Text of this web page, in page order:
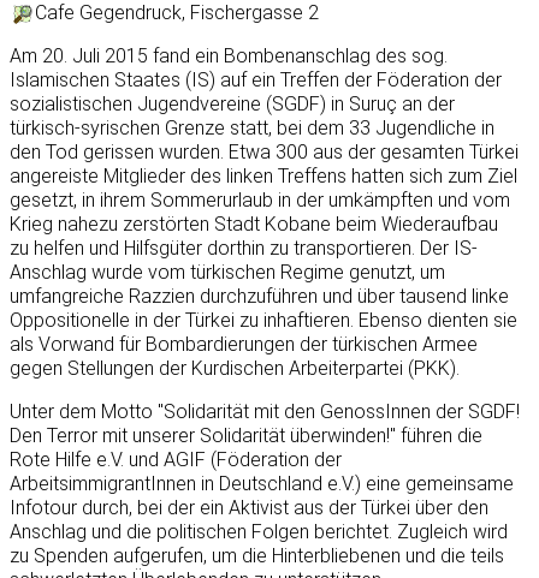
Cafe Gegendruck, Fischergasse 2
Am 20. Juli 2015 fand ein Bombenanschlag des sog.
Islamischen Staates (IS) auf ein Treffen der Föderation der
sozialistischen Jugendvereine (SGDF) in Suruç an der
türkisch-syrischen Grenze statt, bei dem 33 Jugendliche in
den Tod gerissen wurden. Etwa 300 aus der gesamten Türkei
angereiste Mitglieder des linken Treffens hatten sich zum Ziel
gesetzt, in ihrem Sommerurlaub in der umkämpften und vom
Krieg nahezu zerstörten Stadt Kobane beim Wiederaufbau
zu helfen und Hilfsgüter dorthin zu transportieren. Der IS-
Anschlag wurde vom türkischen Regime genutzt, um
umfangreiche Razzien durchzuführen und über tausend linke
Oppositionelle in der Türkei zu inhaftieren. Ebenso dienten sie
als Vorwand für Bombardierungen der türkischen Armee
gegen Stellungen der Kurdischen Arbeiterpartei (PKK).
Unter dem Motto "Solidarität mit den GenossInnen der SGDF!
Den Terror mit unserer Solidarität überwinden!" führen die
Rote Hilfe e.V. und AGIF (Föderation der
ArbeitsimmigrantInnen in Deutschland e.V.) eine gemeinsame
Infotour durch, bei der ein Aktivist aus der Türkei über den
Anschlag und die politischen Folgen berichtet. Zugleich wird
zu Spenden aufgerufen, um die Hinterbliebenen und die teils